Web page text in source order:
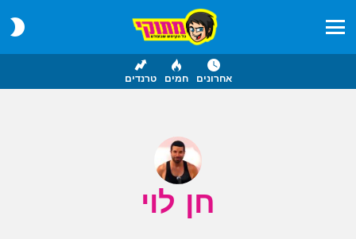
אחרונים חמים טרנדים
חן לוי